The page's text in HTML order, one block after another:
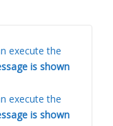
execute the
is shown
execute the
is shown